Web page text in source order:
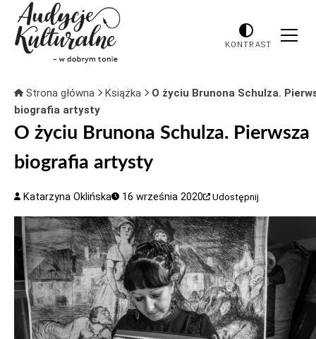
KONTRAST
Strona główna Książka
O życiu Brunona Schulza.
biografia artysty
O życiu Brunona Schulza. Pierwsza
biografia artysty
Katarzyna Oklińska 16 września 2020 Udostępnij